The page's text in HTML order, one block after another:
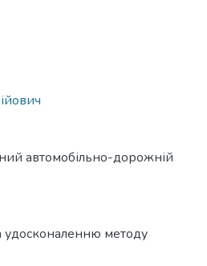
автомобільно-дорожній
удосконаленню методу